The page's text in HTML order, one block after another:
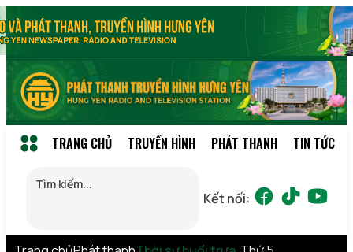
TRANG CHỦ TRUYỀN HÌNH PHÁT THANH TIN TỨC
Kết nối: